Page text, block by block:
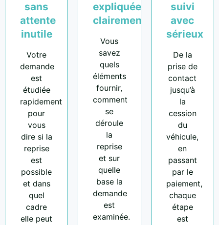
sans
attente
inutile
Votre
demande
est
étudiée
rapidement
pour
vous
dire si la
reprise
est
possible
et dans
quel
cadre
elle peut
expliquées
clairement
Vous
savez
quels
éléments
fournir,
comment
se
déroule
la
reprise
et sur
quelle
base la
demande
est
examinée.
suivi
avec
sérieux
De la
prise de
contact
jusqu’à
la
cession
du
véhicule,
en
passant
par le
paiement,
chaque
étape
est